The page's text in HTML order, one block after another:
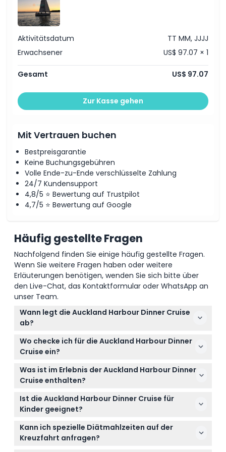
Dinge, die Sie wissen sollten
So lösen Sie ein
Stornierungsbedingungen
Aktivitätsdatum
TT MM, JJJJ
Erwachsener
US$ 97.07 × 1
Gesamt US$ 97.07
Zur Kasse gehen
Mit Vertrauen buchen
Bestpreisgarantie
Keine Buchungsgebühren
Volle Ende-zu-Ende verschlüsselte Zahlung
24/7 Kundensupport
4,8/5 ⭐ Bewertung auf Trustpilot
4,7/5 ⭐ Bewertung auf Google
Häufig gestellte Fragen
Nachfolgend finden Sie einige häufig gestellte Fragen.
Wenn Sie weitere Fragen haben oder weitere
Erläuterungen benötigen, wenden Sie sich bitte über
den Live-Chat, das Kontaktformular oder WhatsApp an
unser Team.
Wann legt die Auckland Harbour Dinner Cruise
ab?
Die Kreuzfahrt legt täglich um 18:00 Uhr von
Oktober bis April ab und um 17:00 Uhr von Mai bis
der Buchung bestätigen).
Wo checke ich für die Auckland Harbour Dinner
Cruise ein?
Sie müssen mindestens 15 Minuten vor Abfahrt am
Explore Buchungskiosk im Viaduct Harbour,
Was ist im Erlebnis der Auckland Harbour Dinner
Cruise enthalten?
Sie erhalten bei Ankunft ein Begrüßungsgetränk, ein
Drei-Gänge-Menü zubereitet von The Lula Inn,
informative Kommentare zu den
Sehenswürdigkeiten Aucklands und Zugang zu einer
voll lizenzierten Bar für zusätzliche Getränke.
Ist die Auckland Harbour Dinner Cruise für
Kinder geeignet?
Ja, Kinder im Alter von 5 bis 15 Jahren können
teilnehmen, müssen jedoch von einem zahlenden
Erwachsenen begleitet werden. Teilnehmer müssen
Kann ich spezielle Diätmahlzeiten auf der
Kreuzfahrt anfragen?